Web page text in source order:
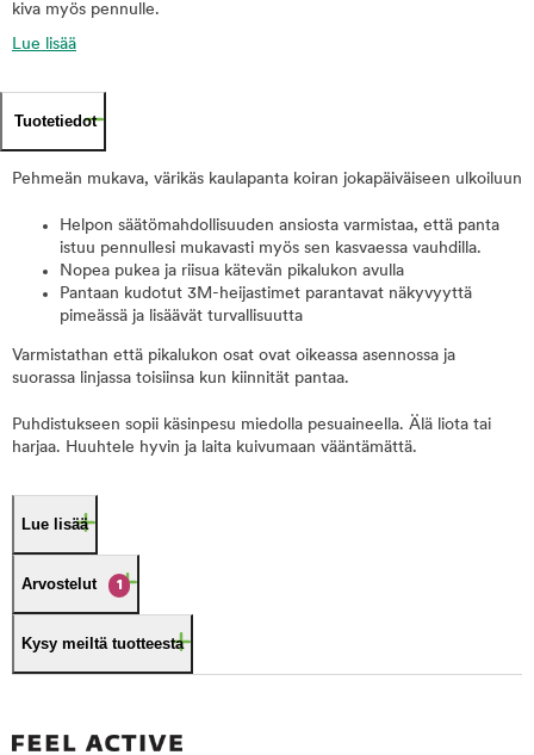
kiva myös pennulle.
Lue lisää
Tuotetiedot
Pehmeän mukava, värikäs kaulapanta koiran jokapäiväiseen ulkoiluun
Helpon säätömahdollisuuden ansiosta varmistaa, että panta
istuu pennullesi mukavasti myös sen kasvaessa vauhdilla.
Nopea pukea ja riisua kätevän pikalukon avulla
Pantaan kudotut 3M-heijastimet parantavat näkyvyyttä
pimeässä ja lisäävät turvallisuutta
Varmistathan että pikalukon osat ovat oikeassa asennossa ja
suorassa linjassa toisiinsa kun kiinnität pantaa.
Puhdistukseen sopii käsinpesu miedolla pesuaineella. Älä liota tai
harjaa. Huuhtele hyvin ja laita kuivumaan vääntämättä.
Lue lisää
Arvostelut 1
Kysy meiltä tuotteesta